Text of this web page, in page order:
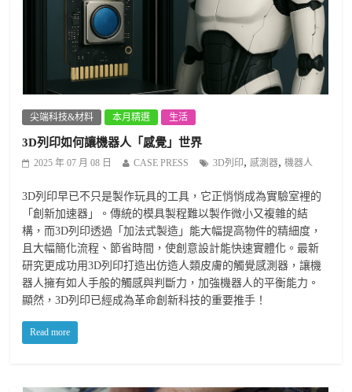
尖端科技&材料 本月精選 生活
3D列印如何讓機器人「感覺」世界
2025 年 07 月 08 日 CASE PRESS 3D列印, 感測器,機器人
3D列印早已不只是製作玩具的工具，它正悄悄成為實驗室裡的
「創新加速器」。傳統的模具製程難以製作微小又複雜的結
構，而3D列印透過「加法式製造」能大幅提高物件的精細度，
且大幅簡化流程、節省時間，使創意設計能快速實體化。最新
研究更成功用3D列印打造出仿造人類皮膚的觸覺感測器，讓機
器人擁有如人手般的觸感與判斷力，加強機器人的平衡能力。
顯然，3D列印已經成為革命創新科技的重要推手！
Read more